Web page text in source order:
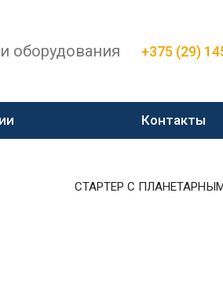
оборудования +375 (29)
Контакты
СТАРТЕР С